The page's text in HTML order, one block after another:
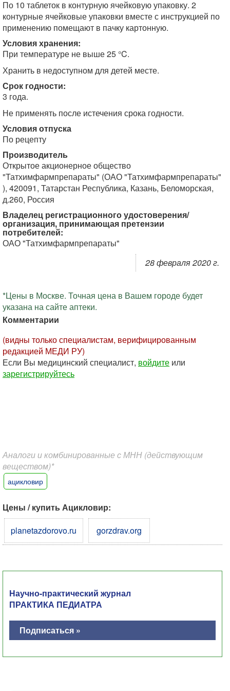
По 10 таблеток в контурную ячейковую упаковку. 2
контурные ячейковые упаковки вместе с инструкцией по
применению помещают в пачку картонную.
Условия хранения:
При температуре не выше 25 °C.
Хранить в недоступном для детей месте.
Срок годности:
3 года.
Не применять после истечения срока годности.
Условия отпуска
По рецепту
Производитель
Открытое акционерное общество
"Татхимфармпрепараты" (ОАО "Татхимфармпрепараты"
), 420091, Татарстан Республика, Казань, Беломорская,
д.260, Россия
Владелец регистрационного удостоверения/
организация, принимающая претензии
потребителей:
ОАО "Татхимфармпрепараты"
28 февраля 2020 г.
*Цены в Москве. Точная цена в Вашем городе будет
указана на сайте аптеки.
Комментарии
(видны только специалистам, верифицированным
редакцией МЕДИ РУ)
Если Вы медицинский специалист, войдите или
зарегистрируйтесь
Аналоги и комбинированные с МНН (действующим
веществом)*
ацикловир
Цены / купить Ацикловир:
planetazdorovo.ru
gorzdrav.org
Научно-практический журнал
ПРАКТИКА ПЕДИАТРА
Подписаться »